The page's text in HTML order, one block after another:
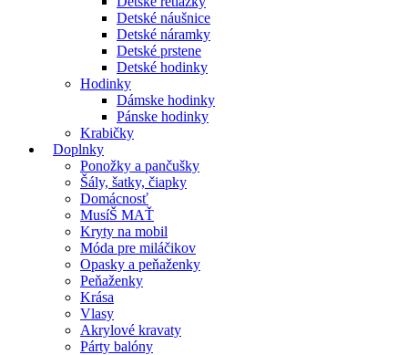
Detské náušnice
Detské náramky
Detské prstene
Detské hodinky
Hodinky
Dámske hodinky
Pánske hodinky
Krabičky
Doplnky
Ponožky a pančušky
Šály, šatky, čiapky
Domácnosť
MusíŠ MAŤ
Kryty na mobil
Móda pre miláčikov
Opasky a peňaženky
Peňaženky
Krása
Vlasy
Akrylové kravaty
Párty balóny